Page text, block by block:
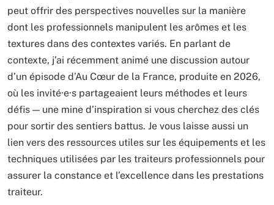
peut offrir des perspectives nouvelles sur la manière
dont les professionnels manipulent les arômes et les
textures dans des contextes variés. En parlant de
contexte, j’ai récemment animé une discussion autour
d’un épisode d’Au Cœur de la France, produite en 2026,
où les invité·e·s partageaient leurs méthodes et leurs
défis — une mine d’inspiration si vous cherchez des clés
pour sortir des sentiers battus. Je vous laisse aussi un
lien vers des ressources utiles sur les équipements et les
techniques utilisées par les traiteurs professionnels pour
assurer la constance et l’excellence dans les prestations
traiteur.